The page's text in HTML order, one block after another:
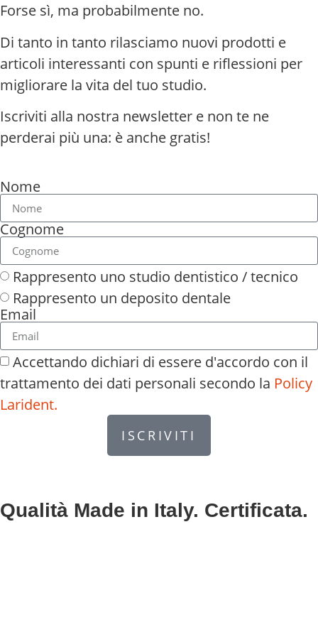
Forse sì, ma probabilmente no.
Di tanto in tanto rilasciamo nuovi prodotti e
articoli interessanti con spunti e riflessioni per
migliorare la vita del tuo studio.
Iscriviti alla nostra newsletter e non te ne
perderai più una: è anche gratis!
Nome
Cognome
Rappresento uno studio dentistico / tecnico
Rappresento un deposito dentale
Email
Accettando dichiari di essere d'accordo con il
trattamento dei dati personali secondo la Policy
Larident.
ISCRIVITI
Qualità Made in Italy. Certificata.